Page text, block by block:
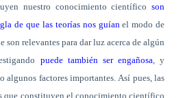
nuestro conocimiento científicoson
de que las teorías nos guían el modo de
son relevantes para dar luz acerca de algún
puede también ser engañosa , y
algunos factores importantes. Así pues, las
que constituyen el conocimiento científico